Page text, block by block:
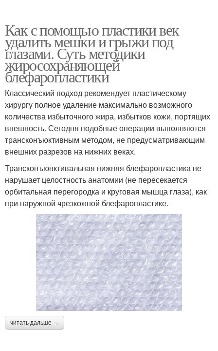
Как с помощью пластики век
удалить мешки и грыжи под
глазами. Суть методики
жиросохраняющей
блефаропластики
Классический подход рекомендует пластическому
хирургу полное удаление максимально возможного
количества избыточного жира, избытков кожи, портящих
внешность. Сегодня подобные операции выполняются
трансконъюктивным методом, не предусматривающим
внешних разрезов на нижних веках.
Трансконъюнктивальная нижняя блефаропластика не
нарушает целостность анатомии (не пересекается
орбитальная перегородка и круговая мышца глаза), как
при наружной чрезкожной блефаропластике.
читать дальше →